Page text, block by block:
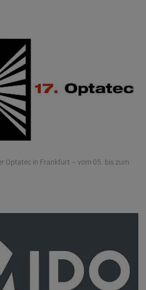
Optatec in Frankfurt – vom 05. bis zum